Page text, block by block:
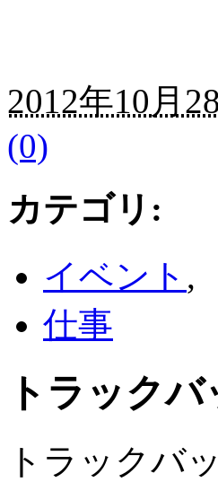
2012年10月
(0)
カテゴリ :
イベント ,
仕事
トラック
トラックバ